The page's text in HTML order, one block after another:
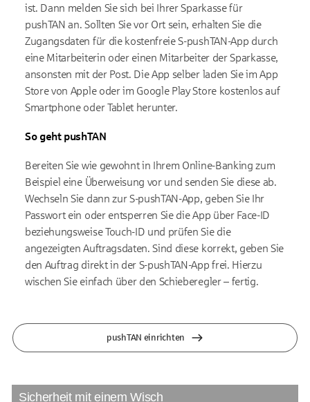
ist. Dann melden Sie sich bei Ihrer Sparkasse für
pushTAN an. Sollten Sie vor Ort sein, erhalten Sie die
Zugangsdaten für die kostenfreie S-pushTAN-App durch
eine Mitarbeiterin oder einen Mitarbeiter der Sparkasse,
ansonsten mit der Post. Die App selber laden Sie im App
Store von Apple oder im Google Play Store kostenlos auf
Smartphone oder Tablet herunter.
So geht pushTAN
Bereiten Sie wie gewohnt in Ihrem Online-Banking zum
Beispiel eine Überweisung vor und senden Sie diese ab.
Wechseln Sie dann zur S-pushTAN-App, geben Sie Ihr
Passwort ein oder entsperren Sie die App über Face-ID
beziehungsweise Touch-ID und prüfen Sie die
angezeigten Auftragsdaten. Sind diese korrekt, geben Sie
den Auftrag direkt in der S-pushTAN-App frei. Hierzu
wischen Sie einfach über den Schieberegler – fertig.
pushTAN einrichten
Sicherheit mit einem Wisch